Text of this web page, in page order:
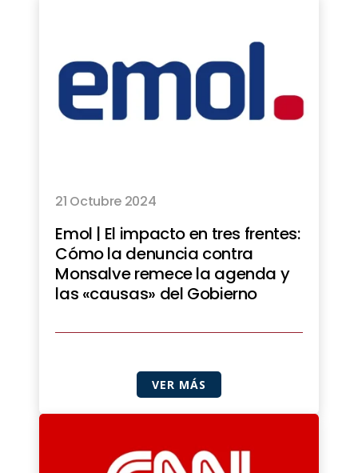
21 Octubre 2024
Emol | El impacto en tres frentes:
Cómo la denuncia contra
Monsalve remece la agenda y
las «causas» del Gobierno
VER MÁS